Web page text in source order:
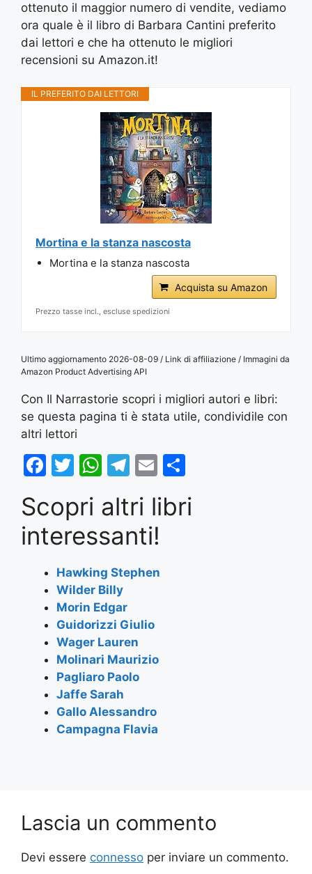
ottenuto il maggior numero di vendite, vediamo
ora quale è il libro di Barbara Cantini preferito
dai lettori e che ha ottenuto le migliori
recensioni su Amazon.it!
IL PREFERITO DAI LETTORI
Mortina e la stanza nascosta
Mortina e la stanza nascosta
Acquista su Amazon
Prezzo tasse incl., escluse spedizioni
Ultimo aggiornamento 2026-08-09 / Link di affiliazione / Immagini da
Amazon Product Advertising API
Con Il Narrastorie scopri i migliori autori e libri:
se questa pagina ti è stata utile, condividile con
altri lettori
F
c
e
b
o
o
k
T
itt
er
W
at
s
A
p
p
T
e
gr
a
m
E
ai
l
ar
Scopri altri libri
interessanti!
Hawking Stephen
Wilder Billy
Morin Edgar
Guidorizzi Giulio
Wager Lauren
Molinari Maurizio
Pagliaro Paolo
Jaffe Sarah
Gallo Alessandro
Campagna Flavia
Lascia un commento
Devi essere connesso per inviare un commento.